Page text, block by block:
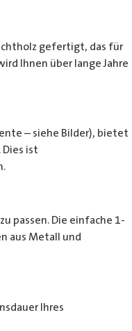
gefertigt, das für
Ihnen über lange Jahre
– siehe Bilder), bietet
ist
passen. Die einfache 1-
aus Metall und
Ihres